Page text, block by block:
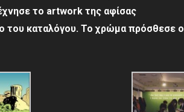
το artwork της αφίσας
του καταλόγου. Το χρώμα πρόσθεσε ο